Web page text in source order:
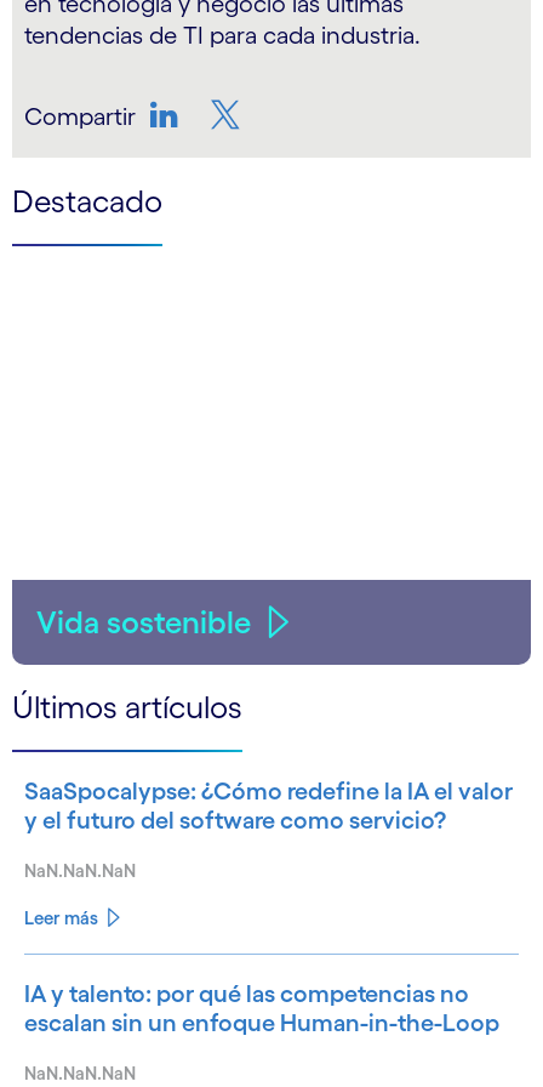
tendencias de TI para cada industria.
Compartir
Destacado
Vida sostenible
Últimos artículos
SaaSpocalypse: ¿Cómo redefine la IA el valor
y el futuro del software como servicio?
NaN.NaN.NaN
Leer más
IA y talento: por qué las competencias no
escalan sin un enfoque Human-in-the-Loop
NaN.NaN.NaN